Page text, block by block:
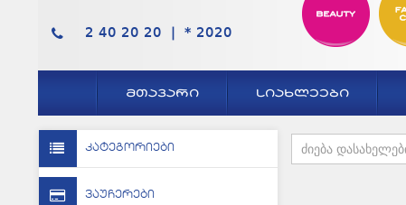
2 40 20 20 | * 2020
ᲛᲗᲐᲕᲐᲠᲘ ᲡᲘᲐᲮᲚᲔᲔᲑᲘ
კატეგორიები
ვაუჩერები